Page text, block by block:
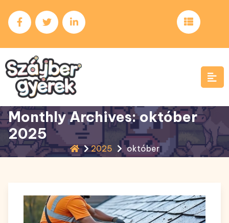
to
content
Monthly Archives: október
2025
2025 október